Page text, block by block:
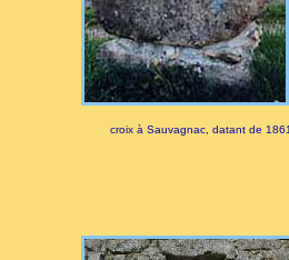
croix à Sauvagnac, datant de 1861